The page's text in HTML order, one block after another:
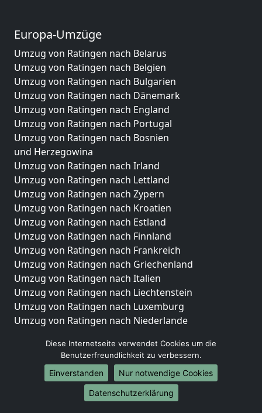
Europa-Umzüge
Umzug von Ratingen nach Belarus
Umzug von Ratingen nach Belgien
Umzug von Ratingen nach Bulgarien
Umzug von Ratingen nach Dänemark
Umzug von Ratingen nach England
Umzug von Ratingen nach Portugal
Umzug von Ratingen nach Bosnien
und Herzegowina
Umzug von Ratingen nach Irland
Umzug von Ratingen nach Lettland
Umzug von Ratingen nach Zypern
Umzug von Ratingen nach Kroatien
Umzug von Ratingen nach Estland
Umzug von Ratingen nach Finnland
Umzug von Ratingen nach Frankreich
Umzug von Ratingen nach Griechenland
Umzug von Ratingen nach Italien
Umzug von Ratingen nach Liechtenstein
Umzug von Ratingen nach Luxemburg
Umzug von Ratingen nach Niederlande
Umzüge-Deutschlandweit
Umzug von Ratingen nach Berlin
Umzug von Ratingen nach Hamburg
Umzug von Ratingen nach München
Diese Internetseite verwendet Cookies um die
Benutzerfreundlichkeit zu verbessern.
Einverstanden
Nur notwendige Cookies
Datenschutzerklärung